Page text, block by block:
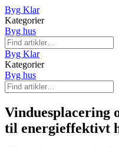
Byg Klar
Kategorier
Byg hus
Byg Klar
Kategorier
Byg hus
Vinduesplacering
til energieffektivt